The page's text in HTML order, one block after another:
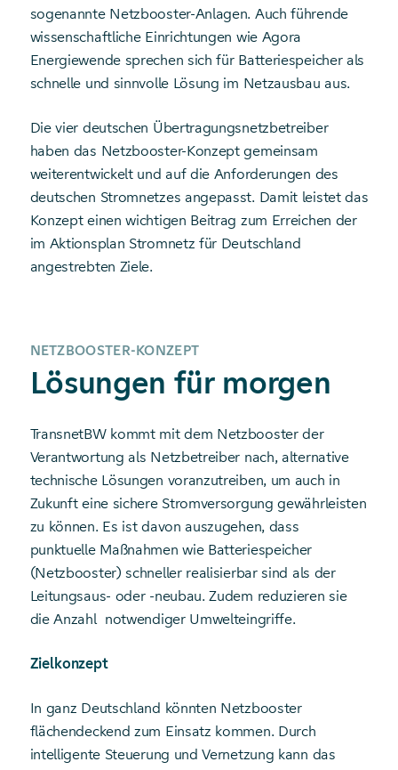
sogenannte Netzbooster-Anlagen. Auch führende
wissenschaftliche Einrichtungen wie Agora
Energiewende sprechen sich für Batteriespeicher als
schnelle und sinnvolle Lösung im Netzausbau aus.
Die vier deutschen Übertragungs­netzbetreiber
haben das Netzbooster-Konzept gemeinsam
weiterentwickelt und auf die Anforderungen des
deutschen Stromnetzes angepasst. Damit leistet das
Konzept einen wichtigen Beitrag zum Erreichen der
im Aktionsplan Stromnetz für Deutschland
angestrebten Ziele.
NETZBOOSTER-KONZEPT
Lösungen für morgen
TransnetBW kommt mit dem Netzbooster der
Verantwortung als Netzbetreiber nach, alternative
technische Lösungen voranzutreiben, um auch in
Zukunft eine sichere Stromversorgung gewährleisten
zu können. Es ist davon auszugehen, dass
punktuelle Maßnahmen wie Batteriespeicher
(Netzbooster) schneller realisierbar sind als der
Leitungsaus- oder -neubau. Zudem reduzieren sie
die Anzahl notwendiger Umwelteingriffe.
Zielkonzept
In ganz Deutschland könnten Netzbooster
flächendeckend zum Einsatz kommen. Durch
intelligente Steuerung und Vernetzung kann das